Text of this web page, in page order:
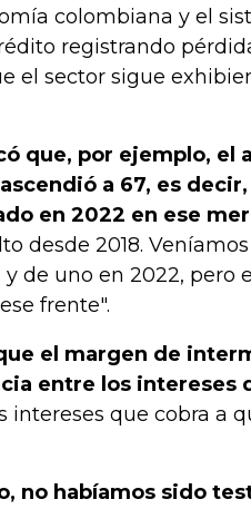
colombiana y el
registrando
el sector sigue
que, por ejemplo, el
a 67, es
en 2022 en ese
desde 2018.
de uno en 2022, pero
frente".
el margen de
entre los intereses
intereses que cobra a
no habíamos sido